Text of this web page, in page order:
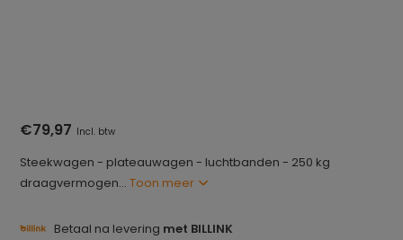
€79,97 Incl. btw
Steekwagen - plateauwagen - luchtbanden - 250 kg
draagvermogen...Toon meer
Betaal na levering met BILLINK